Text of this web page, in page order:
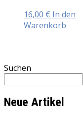
16,00 € In den
Warenkorb
Suchen
Neue Artikel